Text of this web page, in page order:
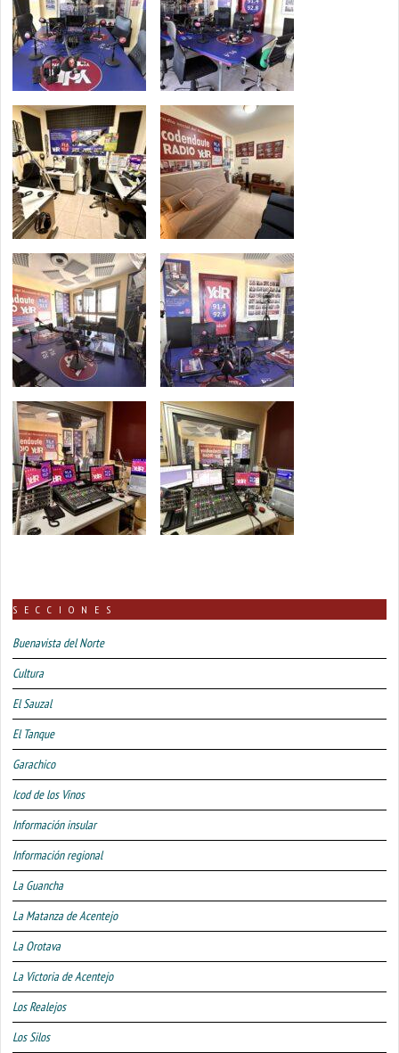
SECCIONES
Buenavista del Norte
Cultura
El Sauzal
El Tanque
Garachico
Icod de los Vinos
Información insular
Información regional
La Guancha
La Matanza de Acentejo
La Orotava
La Victoria de Acentejo
Los Realejos
Los Silos